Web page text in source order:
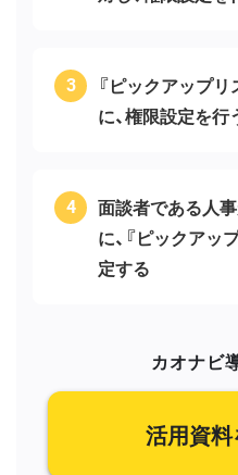
『ピックアップ
に、権限設定を行
面談者である人
に、『ピックアッ
定する
カオナビ
活用資